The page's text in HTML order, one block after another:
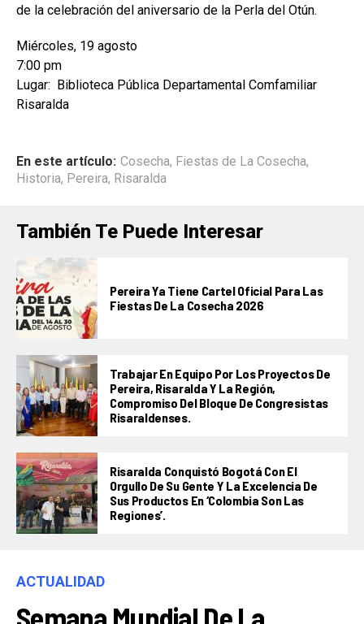
de la celebración del aniversario de la Perla del Otún.
Miércoles, 19 agosto
7:00 pm
Lugar: Biblioteca Pública Departamental Comfamiliar
Risaralda
En este artículo: Cosecha, Fiestas de La Cosecha,
Historia, Pereira, Risaralda
También Te Puede Interesar
Pereira Ya Tiene Cartel Oficial Para Las
Fiestas De La Cosecha 2026
Trabajar En Equipo Por Los Proyectos De
Pereira, Risaralda Y La Región,
Compromiso Del Bloque De Congresistas
Risaraldenses.
Risaralda Conquistó Bogotá Con El
Orgullo De Su Gente Y La Excelencia De
Sus Productos En ‘Colombia Son Las
Regiones’.
ACTUALIDAD